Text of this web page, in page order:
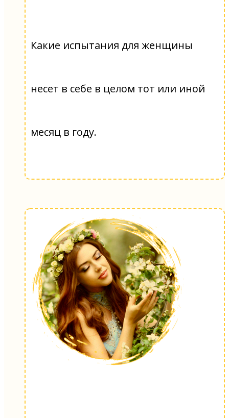
Какие испытания для женщины
несет в себе в целом тот или иной
месяц в году.